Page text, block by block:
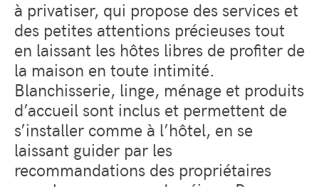
à privatiser, qui propose des services et
des petites attentions précieuses tout
en laissant les hôtes libres de profiter de
la maison en toute intimité.
Blanchisserie, linge, ménage et produits
d’accueil sont inclus et permettent de
s’installer comme à l’hôtel, en se
laissant guider par les
recommandations des propriétaires